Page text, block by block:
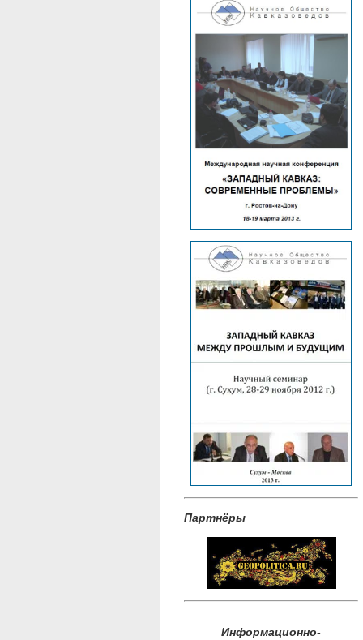
Партнёры
Информационно-